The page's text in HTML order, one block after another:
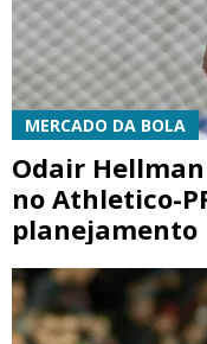
MERCADO DA BOLA
Odair
no Athletico-
planejamento